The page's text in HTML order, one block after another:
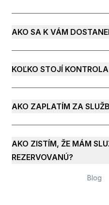
AKO SA K VÁM
KOĽKO STOJÍ
AKO ZAPLATÍM ZA
AKO ZISTÍM, ŽE MÁM
REZERVOVANÚ?
Blog